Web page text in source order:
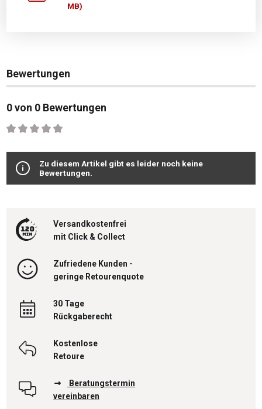
MB)
Bewertungen
0 von 0 Bewertungen
Durchschnittliche Bewertung von 0 von 5 Sternen
Zu diesem Artikel gibt es leider noch keine
Bewertungen.
Versandkostenfrei
mit Click & Collect
Zufriedene Kunden -
geringe Retourenquote
30 Tage
Rückgaberecht
Kostenlose
Retoure
Beratungstermin
vereinbaren